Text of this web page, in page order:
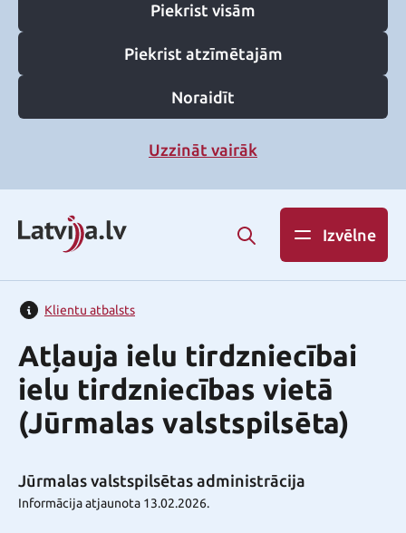
Piekrist visām
Piekrist atzīmētajām
Noraidīt
Uzzināt vairāk
Izvēlne
Klientu atbalsts
Atļauja ielu tirdzniecībai
ielu tirdzniecības vietā
(Jūrmalas valstspilsēta)
Jūrmalas valstspilsētas administrācija
Informācija atjaunota 13.02.2026.